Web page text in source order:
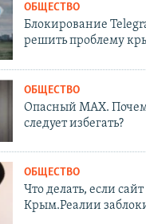
ОБЩЕСТВО
Блокирование
решить проблему
ОБЩЕСТВО
Опасный MAX.
следует избегать?
ОБЩЕСТВО
Что делать, если сайт
Крым.Реалии